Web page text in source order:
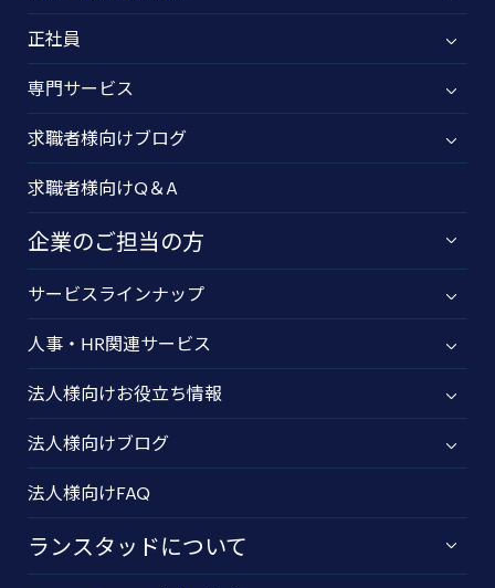
正社員
専門サービス
求職者様向けブログ
求職者様向けQ＆A
企業のご担当の方
サービスラインナップ
人事・HR関連サービス
法人様向けお役立ち情報
法人様向けブログ
法人様向けFAQ
ランスタッドについて